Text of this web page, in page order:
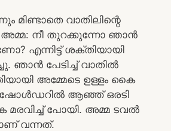
മിണ്ടാതെ വാതിലിന്റെ
അമ്മ: നീ തുറക്കുന്നോ ഞാൻ
എന്നിട്ട് ശക്തിയായി
ഞാൻ പേടിച്ച് വാതിൽ
അമ്മേടെ ഉള്ളം കൈ
ആഞ്ഞ് ഒരടി
മരവിച്ച് പോയി. അമ്മ ടവൽ
വന്നത്.